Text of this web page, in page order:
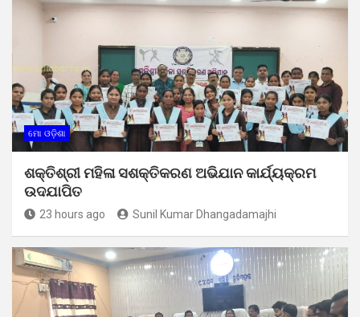
ମୋ ଓଡ଼ିଶା
ଶକ୍ତିଶ୍ରୀ ମହିଳା ସଶକ୍ତିକରଣ ଅଭିଯାନ କାର୍ଯ୍ୟକ୍ରମ
ଉଦଯାପିତ
23 hours ago Sunil Kumar Dhangadamajhi